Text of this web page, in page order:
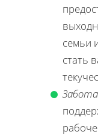
семьи
стать